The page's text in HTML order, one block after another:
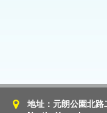
地址：元朗公園北